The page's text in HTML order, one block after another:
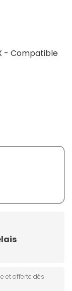
- Compatible
et offerte dès